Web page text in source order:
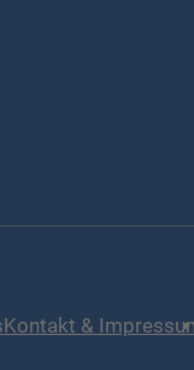
Kontakt &